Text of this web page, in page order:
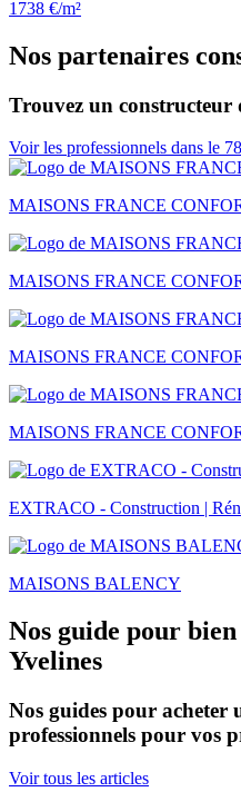
1738 €/m²
Nos partenaires
Trouvez un constructeur
Voir les professionnels dans le 78
MAISONS FRANCE
MAISONS FRANCE
MAISONS FRANCE
MAISONS FRANCE
EXTRACO - Construction |
MAISONS BALENCY
Nos guide pour
Yvelines
Nos guides pour acheter
professionnels pour vos
Voir tous les articles